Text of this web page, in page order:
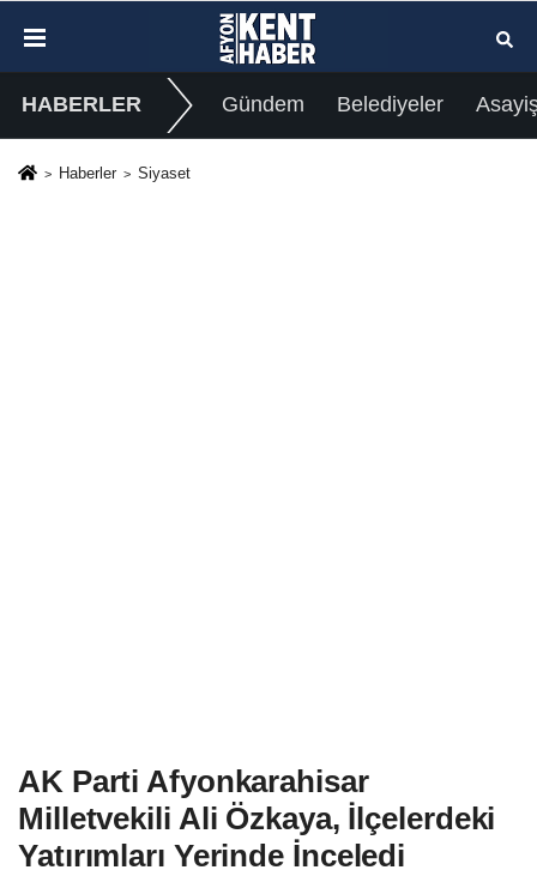
HABERLER Gündem Belediyeler
Haberler Siyaset
AK Parti Afyonkarahisar
Milletvekili Ali Özkaya, İlçelerdeki
Yatırımları Yerinde İnceledi